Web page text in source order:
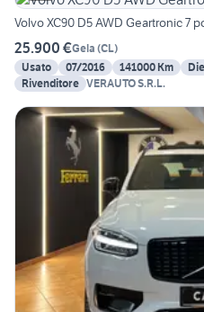
Volvo XC90 D5 AWD Geartronic 7
25.900 €Gela (CL)
Usato
07/2016 141000 Km
Rivenditore VERAUTO S.R.L.